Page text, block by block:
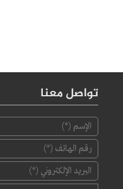
تواصل معنا